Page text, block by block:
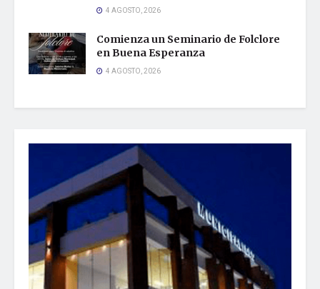
4 AGOSTO, 2026
Comienza un Seminario de Folclore
en Buena Esperanza
4 AGOSTO, 2026